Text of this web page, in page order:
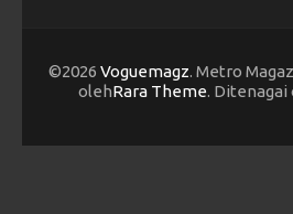
©2026 Voguemagz. Metro
olehRara Theme. Ditenagai